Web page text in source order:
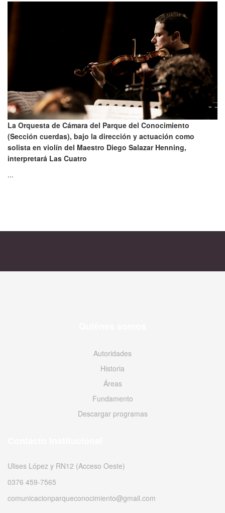
La Orquesta de Cámara del Parque del Conocimiento
(Sección cuerdas), bajo la dirección y actuación como
solista en violín del Maestro Diego Salazar Henning,
interpretará Las Cuatro
...
Autoridades
Historia
Áreas
Fundamento
Descargar programas
Ulises López y RN12 (Acceso Oeste)
0376 459-7565
comunicacionparqueconocimiento@gmail.com